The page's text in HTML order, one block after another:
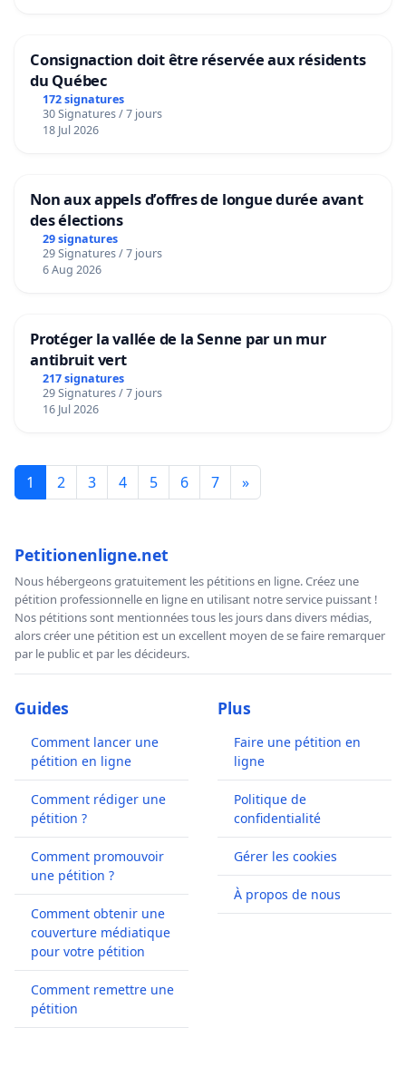
Consignaction doit être réservée aux résidents
du Québec
172 signatures
30 Signatures / 7 jours
18 Jul 2026
Non aux appels d’offres de longue durée avant
des élections
29 signatures
29 Signatures / 7 jours
6 Aug 2026
Protéger la vallée de la Senne par un mur
antibruit vert
217 signatures
29 Signatures / 7 jours
16 Jul 2026
1 2 3 4 5 6 7 »
Petitionenligne.net
Nous hébergeons gratuitement les pétitions en ligne. Créez une
pétition professionnelle en ligne en utilisant notre service puissant !
Nos pétitions sont mentionnées tous les jours dans divers médias,
alors créer une pétition est un excellent moyen de se faire remarquer
par le public et par les décideurs.
Guides
Comment lancer une
pétition en ligne
Comment rédiger une
pétition ?
Comment promouvoir
une pétition ?
Comment obtenir une
couverture médiatique
pour votre pétition
Comment remettre une
pétition
Plus
Faire une pétition en
ligne
Politique de
confidentialité
Gérer les cookies
À propos de nous